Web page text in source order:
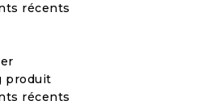
récents
produit
récents